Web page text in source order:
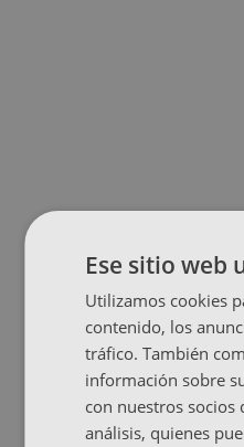
Ese sitio web
Utilizamos cookies
contenido, los
tráfico. También
información sobre
con nuestros socios
análisis, quienes